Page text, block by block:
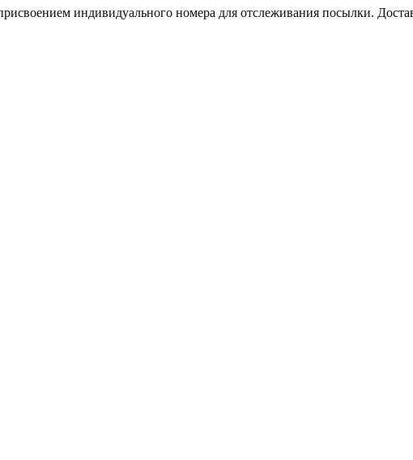
индивидуального номера для отслеживания посылки.